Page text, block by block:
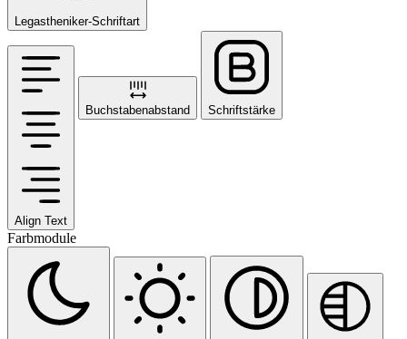
Legastheniker-Schriftart
Align Text
Buchstabenabstand Schriftstärke
Farbmodule